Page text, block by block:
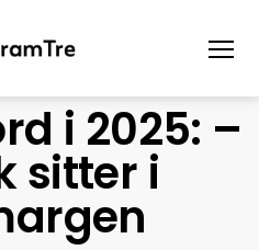
i 2025: –
sitter i